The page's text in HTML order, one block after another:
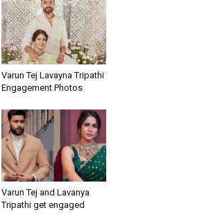
Varun Tej Lavayna Tripathi
Engagement Photos
Varun Tej and Lavanya
Tripathi get engaged